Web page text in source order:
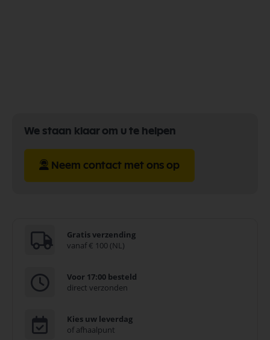
We staan klaar om u te helpen
Neem contact met ons op
Gratis verzending
vanaf € 100 (NL)
Voor 17:00 besteld
direct verzonden
Kies uw leverdag
of afhaalpunt